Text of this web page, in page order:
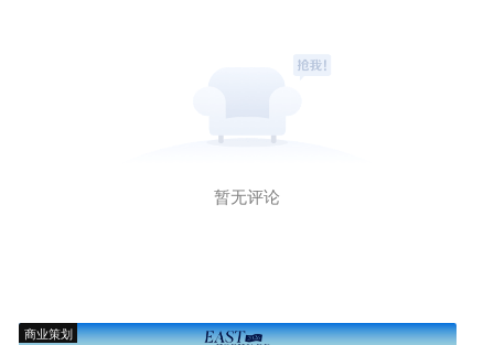
暂无评论
商业策划